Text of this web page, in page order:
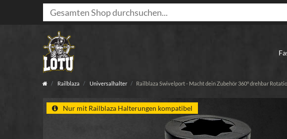
Railblaza Universalhalter Railblaza Swivelport - Macht dein Zubehör 360° drehbar
Nur mit Railblaza Halterungen kompatibel